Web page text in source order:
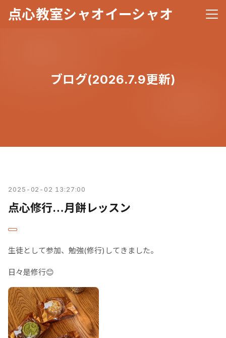
点心教室シャオイーシャオ メニ
ブログ(2026.7.9更新)
2025-02-02 13:27:00
点心修行…月餅レッスン
生徒として参加、勉強(修行)してきました。
日々是修行😊